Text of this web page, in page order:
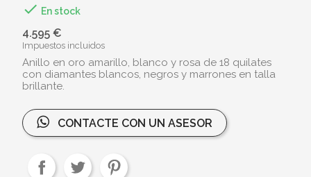
 En stock
4.595 €
Impuestos incluidos
Anillo en oro amarillo, blanco y rosa de 18 quilates
con diamantes blancos, negros y marrones en talla
brillante.
CONTACTE CON UN ASESOR